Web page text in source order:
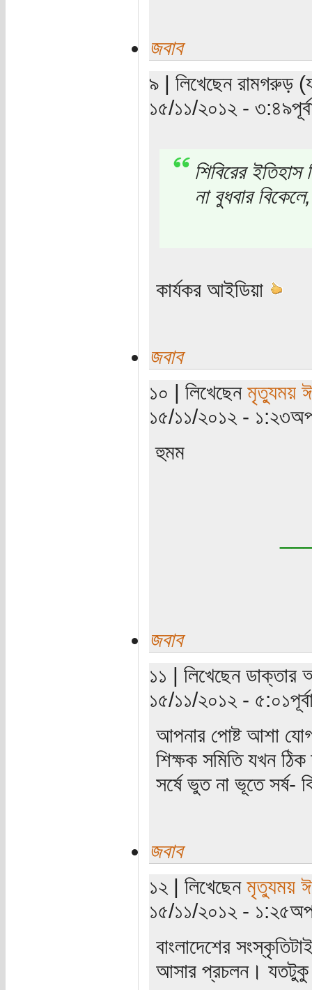
জবাব
৯ | লিখেছেন রামগরুড়
১৫/১১/২০১২ -
শিবিরের
না বুধবার
কার্যকর আইডিয়া
জবাব
১০ | লিখেছেন মৃত্যুময়
১৫/১১/২০১২ -
হুমম
জবাব
১১ | লিখেছেন ডাক্তার
১৫/১১/২০১২ -
আপনার পোষ্ট আশা
শিক্ষক সমিতি যখন ঠিক
সর্ষে ভুত না ভূতে সর্ষ-
জবাব
১২ | লিখেছেন মৃত্যুময়
১৫/১১/২০১২ -
বাংলাদেশের
আসার প্রচলন। যতটুকু